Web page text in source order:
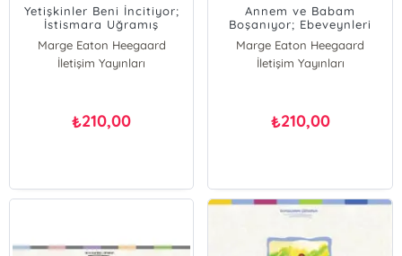
Yetişkinler Beni İncitiyor;
İstismara Uğramış
Marge Eaton Heegaard
İletişim Yayınları
₺210,00
Annem ve Babam
Boşanıyor; Ebeveynleri
Ayrılan Çocuklara Yardım
Marge Eaton Heegaard
İletişim Yayınları
₺210,00